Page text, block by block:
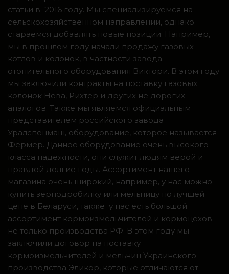
статьи в 2016 году. Мы специализируемся на
сельскохозяйственном направлении, однако
стараемся добавлять новые позиции. Например,
мы в прошлом году начали продажу газовых
котлов и колонок, в частности завода
отопительного оборудования Виктори. В этом году
мы заключили контракты на поставку газовых
колонок Нева, Рихтер и других не дорогих
аналогов. Также мы являемся официальным
представителем российского завода
Уралспецмаш, оборудование, которое называется
Фермер. Данное оборудование очень высокого
класса надежности, они служит людям верой и
правдой долгие годы. Ассортимент нашего
магазина очень широкий, например, у нас можно
купить зернодробилку или мельницу по лучшей
цене в Беларуси, также у нас есть большой
ассортимент кормоизмельчителей и кормоцехов
не только производства РФ. В этом году мы
заключили договор на поставку
кормоизмельчителей и мельниц Украинского
производства Эликор, которые отличаются от